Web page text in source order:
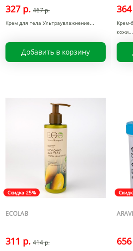
327 р. 467 р.
Крем для тела Ультраувлажнение
Добавить в корзину
Крем-
кожи
Скидка 25%
ECOLAB
311 р. 414 р.